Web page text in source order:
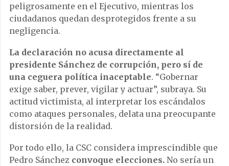
peligrosamente en el Ejecutivo, mientras los
ciudadanos quedan desprotegidos frente a su
negligencia.
La declaración no acusa directamente al
presidente Sánchez de corrupción, pero sí de
una ceguera política inaceptable. “Gobernar
exige saber, prever, vigilar y actuar”, subraya. Su
actitud victimista, al interpretar los escándalos
como ataques personales, delata una preocupante
distorsión de la realidad.
Por todo ello, la CSC considera imprescindible que
Pedro Sánchez convoque elecciones. No sería un